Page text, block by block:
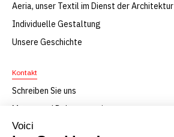
Aeria, unser Textil im Dienst der Architektur
Individuelle Gestaltung
Unsere Geschichte
Kontakt
Schreiben Sie uns
Muster und Dokumentation
F.A.Q